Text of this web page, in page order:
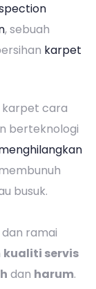
, sebuah
karpet
karpet cara
berteknologi
busuk.
ramai
kualiti servis
dan harum.